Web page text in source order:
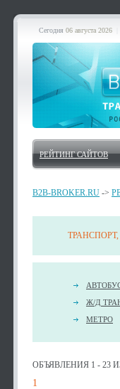
Сегодня 06 августа 2026
РЕЙТИНГ САЙТОВ
B2B-BROKER.RU ->
Ж/Д
МЕТРО
ОБЪЯВЛЕНИЯ 1 - 23
1